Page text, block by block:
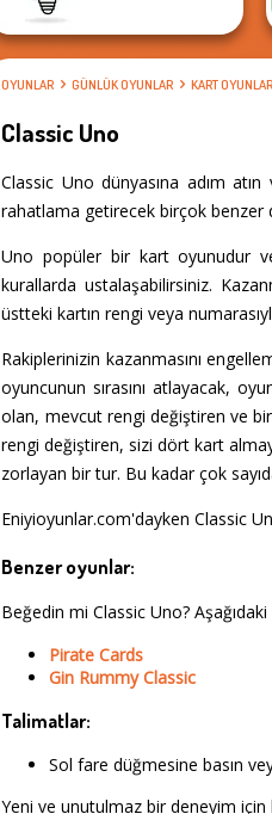
OYUNLAR GÜNLÜK OYUNLAR KART
Classic Uno
Classic Uno dünyasına adım
rahatlama getirecek birçok benzer
Uno popüler bir kart oyunudur
kurallarda ustalaşabilirsiniz.
üstteki kartın rengi veya
Rakiplerinizin kazanmasını
oyuncunun sırasını atlayacak,
olan, mevcut rengi değiştiren ve
rengi değiştiren, sizi dört kart
zorlayan bir tur. Bu kadar çok
Eniyioyunlar.com'dayken Classic
Benzer oyunlar:
Beğedin mi Classic Uno?
Pirate Cards
Gin Rummy Classic
Talimatlar:
Sol fare düğmesine basın
Yeni ve unutulmaz bir deneyim